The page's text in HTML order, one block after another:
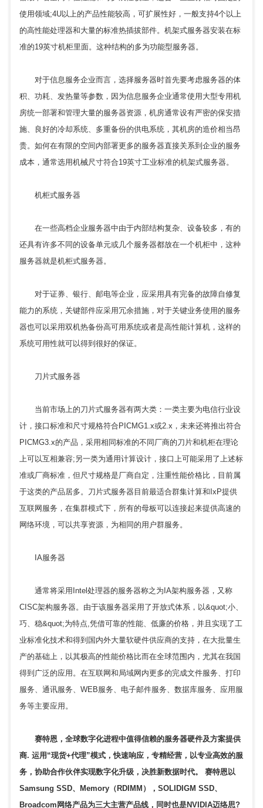
使用领域;4U以上的产品性能较高，可扩展性好，一般支持4个以上
的高性能处理器和大量的标准热插拔部件。机架式服务器安装在标
准的19英寸机柜里面。这种结构的多为功能型服务器。
对于信息服务企业而言，选择服务器时首先要考虑服务器的体
积、功耗、发热量等参数，因为信息服务企业通常使用大型专用机
房统一部署和管理大量的服务器资源，机房通常设有严密的保安措
施、良好的冷却系统、多重备份的供电系统，其机房的造价相当昂
贵。如何在有限的空间内部署更多的服务器直接关系到企业的服务
成本，通常选用机械尺寸符合19英寸工业标准的机架式服务器。
机柜式服务器
在一些高档企业服务器中由于内部结构复杂、设备较多，有的
还具有许多不同的设备单元或几个服务器都放在一个机柜中，这种
服务器就是机柜式服务器。
对于证券、银行、邮电等企业，应采用具有完备的故障自修复
能力的系统，关键部件应采用冗余措施，对于关键业务使用的服务
器也可以采用双机热备份高可用系统或者是高性能计算机，这样的
系统可用性就可以得到很好的保证。
刀片式服务器
当前市场上的刀片式服务器有两大类：一类主要为电信行业设
计，接口标准和尺寸规格符合PICMG1.x或2.x，未来还将推出符合
PICMG3.x的产品，采用相同标准的不同厂商的刀片和机柜在理论
上可以互相兼容;另一类为通用计算设计，接口上可能采用了上述标
准或厂商标准，但尺寸规格是厂商自定，注重性能价格比，目前属
于这类的产品居多。刀片式服务器目前最适合群集计算和IxP提供
互联网服务，在集群模式下，所有的母板可以连接起来提供高速的
网络环境，可以共享资源，为相同的用户群服务。
IA服务器
通常将采用Intel处理器的服务器称之为IA架构服务器，又称
CISC架构服务器。由于该服务器采用了开放式体系，以&quot;小、
巧、稳&quot;为特点,凭借可靠的性能、低廉的价格，并且实现了工
业标准化技术和得到国内外大量软硬件供应商的支持，在大批量生
产的基础上，以其极高的性能价格比而在全球范围内，尤其在我国
得到广泛的应用。在互联网和局域网内更多的完成文件服务、打印
服务、通讯服务、WEB服务、电子邮件服务、数据库服务、应用服
务等主要应用。
赛特恩，全球数字化进程中值得信赖的服务器硬件及方案提供
商. 运用“现货+代理”模式，快速响应，专精经营，以专业高效的服
务，协助合作伙伴实现数字化升级，决胜新数据时代。 赛特恩以
Samsung SSD、Memory（RDIMM），SOLIDIGM SSD、
Broadcom网络产品为三大主营产品线，同时也是NVIDIA迈络思?